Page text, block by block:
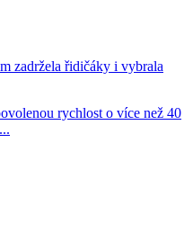
zadržela řidičáky i vybrala
rychlost o více než 40